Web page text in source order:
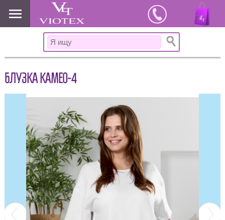
www.viotex37.ru
БЛУЗКА КАМЕО-4